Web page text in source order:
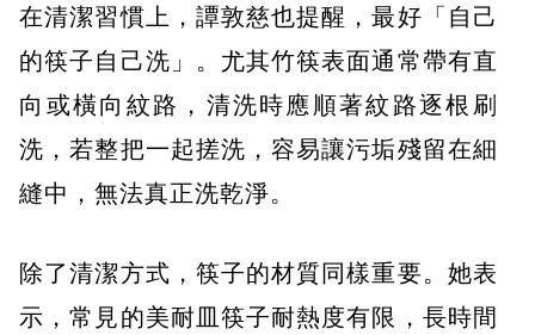
在清潔習慣上，譚敦慈也提醒，最好「自己
的筷子自己洗」。尤其竹筷表面通常帶有直
向或橫向紋路，清洗時應順著紋路逐根刷
洗，若整把一起搓洗，容易讓污垢殘留在細
縫中，無法真正洗乾淨。
除了清潔方式，筷子的材質同樣重要。她表
示，常見的美耐皿筷子耐熱度有限，長時間